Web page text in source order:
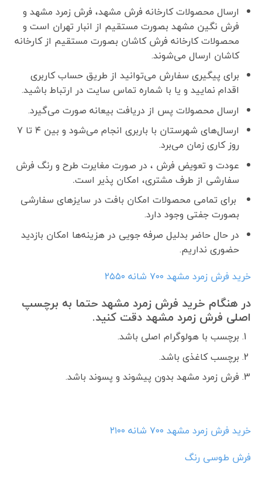
ارسال محصولات کارخانه فرش مشهد، فرش زمرد مشهد و
فرش نگین مشهد بصورت مستقیم از انبار تهران است و
محصولات کارخانه فرش کاشان بصورت مستقیم از کارخانه
کاشان ارسال می‌شوند.
برای پیگیری سفارش می‌توانید از طریق حساب کاربری
اقدام نمایید و یا با شماره تماس سایت در ارتباط باشید.
ارسال محصولات پس از دریافت بیعانه صورت می‌گیرد.
ارسال‌های شهرستان با باربری انجام می‌شود و بین ۴ تا ۷
روز کاری زمان می‌برد.
عودت و تعویض فرش ، در صورت مغایرت طرح و رنگ فرش
سفارشی از طرف مشتری، امکان پذیر است.
برای تمامی محصولات امکان بافت در سایزهای سفارشی
بصورت جفتی وجود دارد.
در حال حاضر بدلیل صرفه جویی در هزینه‌ها امکان بازدید
حضوری نداریم.
خرید فرش زمرد مشهد ۷۰۰ شانه ۲۵۵۰
در هنگام خرید فرش زمرد مشهد حتما به برچسپ
اصلی فرش زمرد مشهد دقت کنید.
برچسب با هولوگرام اصلی باشد.
برچسب کاغذی باشد.
فرش زمرد مشهد بدون پیشوند و پسوند باشد.
خرید فرش زمرد مشهد ۷۰۰ شانه ۲۱۰۰
فرش طوسی رنگ